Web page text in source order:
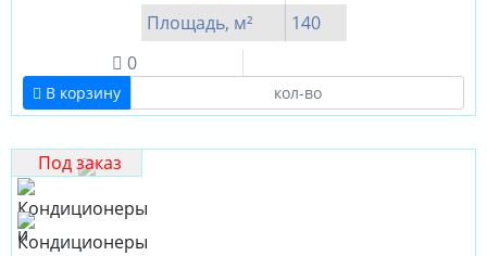
Площадь, м²
140
0
В корзину
Под заказ